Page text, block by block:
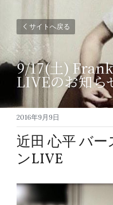
サイトへ戻る
9/17(土)
LIVEのお知ら
2016年9月9日
近田 心平 バ
ンLIVE